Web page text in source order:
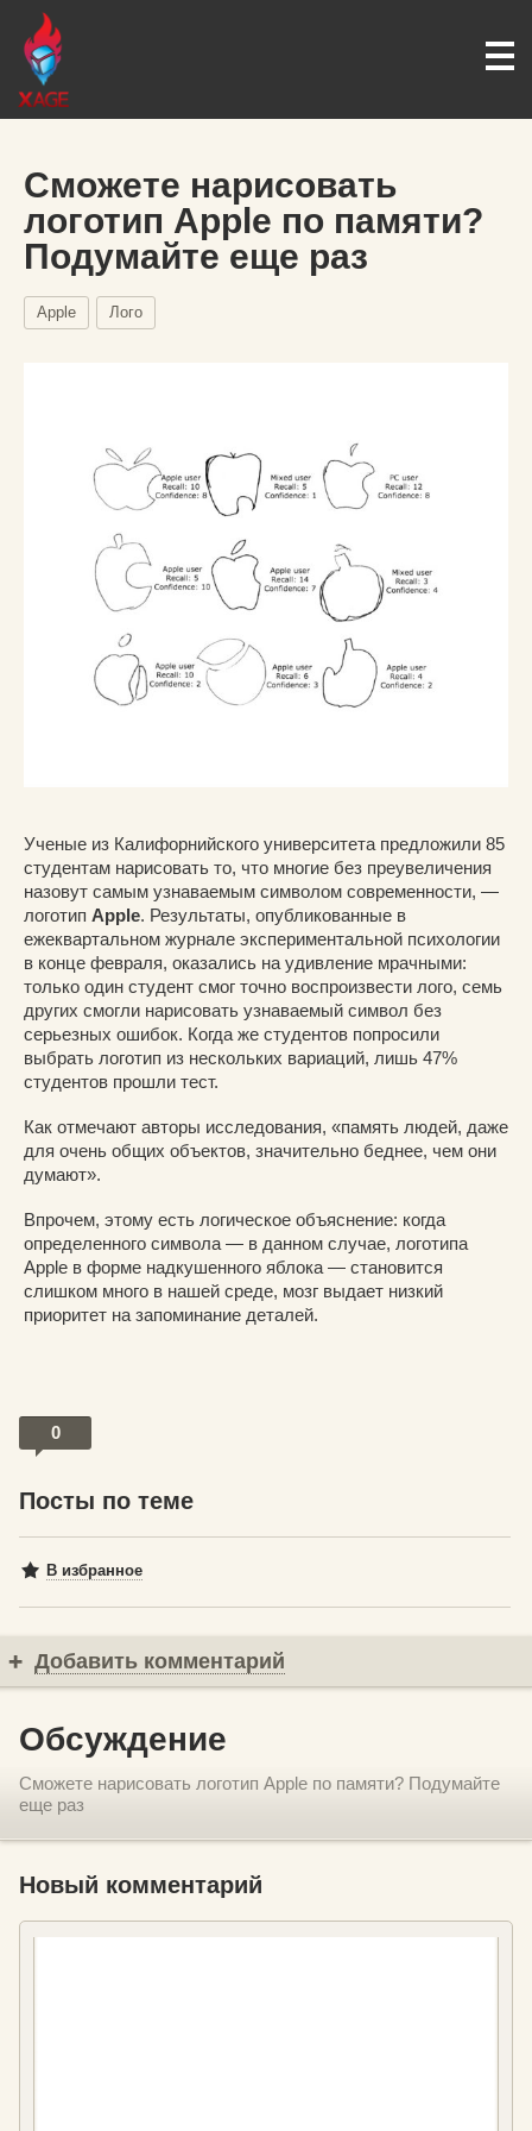
Сможете нарисовать
логотип Apple по памяти?
Подумайте еще раз
Apple Лого
Ученые из Калифорнийского университета предложили 85
студентам нарисовать то, что многие без преувеличения
назовут самым узнаваемым символом современности, —
логотип Apple. Результаты, опубликованные в
ежеквартальном журнале экспериментальной психологии
в конце февраля, оказались на удивление мрачными:
только один студент смог точно воспроизвести лого, семь
других смогли нарисовать узнаваемый символ без
серьезных ошибок. Когда же студентов попросили
выбрать логотип из нескольких вариаций, лишь 47%
студентов прошли тест.
Как отмечают авторы исследования, «память людей, даже
для очень общих объектов, значительно беднее, чем они
думают».
Впрочем, этому есть логическое объяснение: когда
определенного символа — в данном случае, логотипа
Apple в форме надкушенного яблока — становится
слишком много в нашей среде, мозг выдает низкий
приоритет на запоминание деталей.
0
Посты по теме
В избранное
Добавить комментарий
Обсуждение
Сможете нарисовать логотип Apple по памяти? Подумайте
еще раз
Новый комментарий